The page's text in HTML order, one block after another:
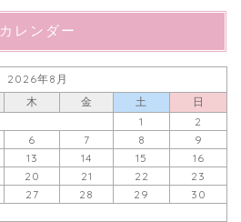
カレンダー
2026年8月
木 金 土 日
1
2
6 7 8
9
13 14 15
16
20 21 22
23
27 28 29
30